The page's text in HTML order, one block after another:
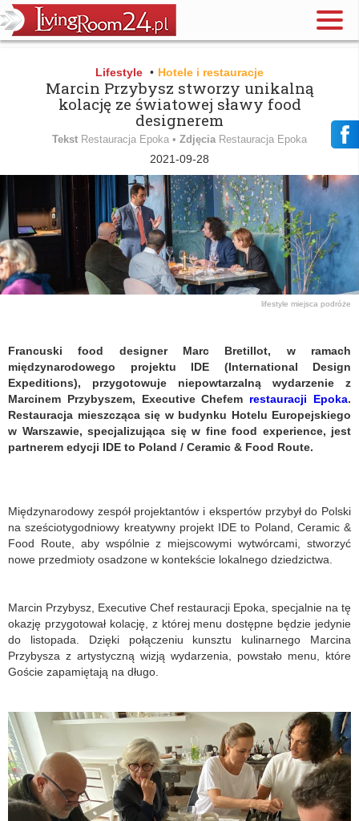
Lifestyle • Hotele i restauracje
Marcin Przybysz stworzy unikalną
kolację ze światowej sławy food
designerem
Tekst Restauracja Epoka • Zdjęcia Restauracja Epoka
2021-09-28
lifestyle miejsca podróże
Francuski food designer Marc Bretillot, w ramach
międzynarodowego projektu IDE (International Design
Expeditions), przygotowuje niepowtarzalną wydarzenie z
Marcinem Przybyszem, Executive Chefem restauracji Epoka.
Restauracja mieszcząca się w budynku Hotelu Europejskiego
w Warszawie, specjalizująca się w fine food experience, jest
partnerem edycji IDE to Poland / Ceramic & Food Route.
Międzynarodowy zespół projektantów i ekspertów przybył do Polski
na sześciotygodniowy kreatywny projekt IDE to Poland, Ceramic &
Food Route, aby wspólnie z miejscowymi wytwórcami, stworzyć
nowe przedmioty osadzone w kontekście lokalnego dziedzictwa.
Marcin Przybysz, Executive Chef restauracji Epoka, specjalnie na tę
okazję przygotował kolację, z której menu dostępne będzie jedynie
do listopada. Dzięki połączeniu kunsztu kulinarnego Marcina
Przybysza z artystyczną wizją wydarzenia, powstało menu, które
Goście zapamiętają na długo.